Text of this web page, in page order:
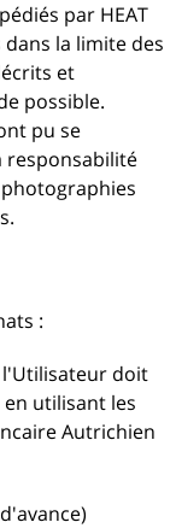
par HEAT
la limite des
et
possible.
pu se
responsabilité
:
l'Utilisateur doit
utilisant les
Autrichien